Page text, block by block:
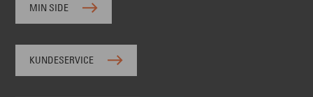
MIN SIDE
KUNDESERVICE